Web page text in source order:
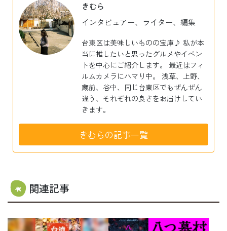
きむら
インタビュアー、ライター、編集
台東区は美味しいものの宝庫♪ 私が本
当に推したいと思ったグルメやイベン
トを中心にご紹介します。 最近はフィ
ルムカメラにハマり中。 浅草、上野、
蔵前、谷中、同じ台東区でもぜんぜん
違う、それぞれの良さをお届けしてい
きます。
きむらの記事一覧
関連記事